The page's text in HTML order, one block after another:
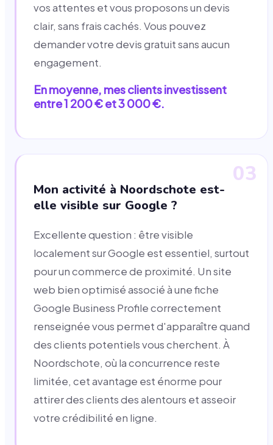
vos attentes et vous proposons un devis
clair, sans frais cachés. Vous pouvez
demander votre devis gratuit sans aucun
engagement.
En moyenne, mes clients investissent
entre 1 200 € et 3 000 €.
03
Mon activité à Noordschote est-
elle visible sur Google ?
Excellente question : être visible
localement sur Google est essentiel, surtout
pour un commerce de proximité. Un site
web bien optimisé associé à une fiche
Google Business Profile correctement
renseignée vous permet d'apparaître quand
des clients potentiels vous cherchent. À
Noordschote, où la concurrence reste
limitée, cet avantage est énorme pour
attirer des clients des alentours et asseoir
votre crédibilité en ligne.